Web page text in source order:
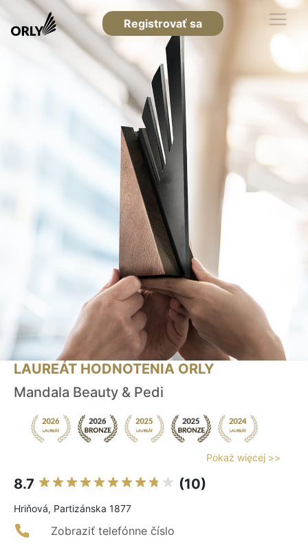
Registrovať sa
LAUREÁT HODNOTENIA ORLY
Mandala Beauty & Pedi
Pokaż więcej >>
8.7 (10)
Hriňová, Partizánska 1877
Zobraziť telefónne číslo